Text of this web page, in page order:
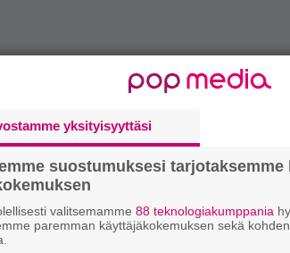
yksityisyyttäsi
suostumuksesi
valitsemamme 88 teknologiakumppania
paremman käyttäjäkokemuksen sekä